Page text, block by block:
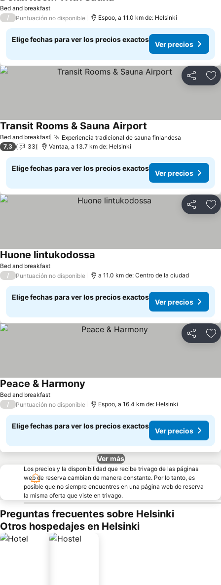
Bed and breakfast
/ Puntuación no disponible Espoo, a 11.0 km de: Helsinki
Elige fechas para ver los precios exactos
Ver precios
Compartir
Bed and breakfast Experiencia tradicional de sauna finlandesa
Transit Rooms & Sauna Airport
7,3 33 Vantaa, a 13.7 km de: Helsinki
Elige fechas para ver los precios exactos
Ver precios
Compartir
Bed and breakfast
Huone lintukodossa
/ Puntuación no disponible a 11.0 km de: Centro de la ciudad
Elige fechas para ver los precios exactos
Ver precios
Compartir
Bed and breakfast
Peace & Harmony
/ Puntuación no disponible Espoo, a 16.4 km de: Helsinki
Elige fechas para ver los precios exactos
Ver precios
Ver más
Los precios y la disponibilidad que recibe trivago de las páginas
web de reserva cambian de manera constante. Por lo tanto, es
posible que no siempre encuentres en una página web de reserva
la misma oferta que viste en trivago.
Preguntas frecuentes sobre Helsinki
Otros hospedajes en Helsinki